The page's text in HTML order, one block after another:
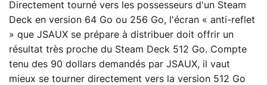
Directement tourné vers les possesseurs d'un Steam
Deck en version 64 Go ou 256 Go, l'écran « anti-reflet
» que JSAUX se prépare à distribuer doit offrir un
résultat très proche du Steam Deck 512 Go. Compte
tenu des 90 dollars demandés par JSAUX, il vaut
mieux se tourner directement vers la version 512 Go